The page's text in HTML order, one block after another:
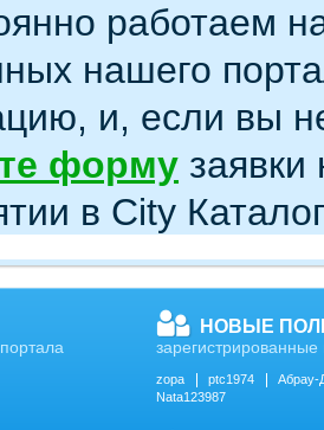
работаем
нашего
и, если вы
форму
в City
НОВЫЕ
зарегистрированные
zopa ptc1974
Абрау-
Nata123987